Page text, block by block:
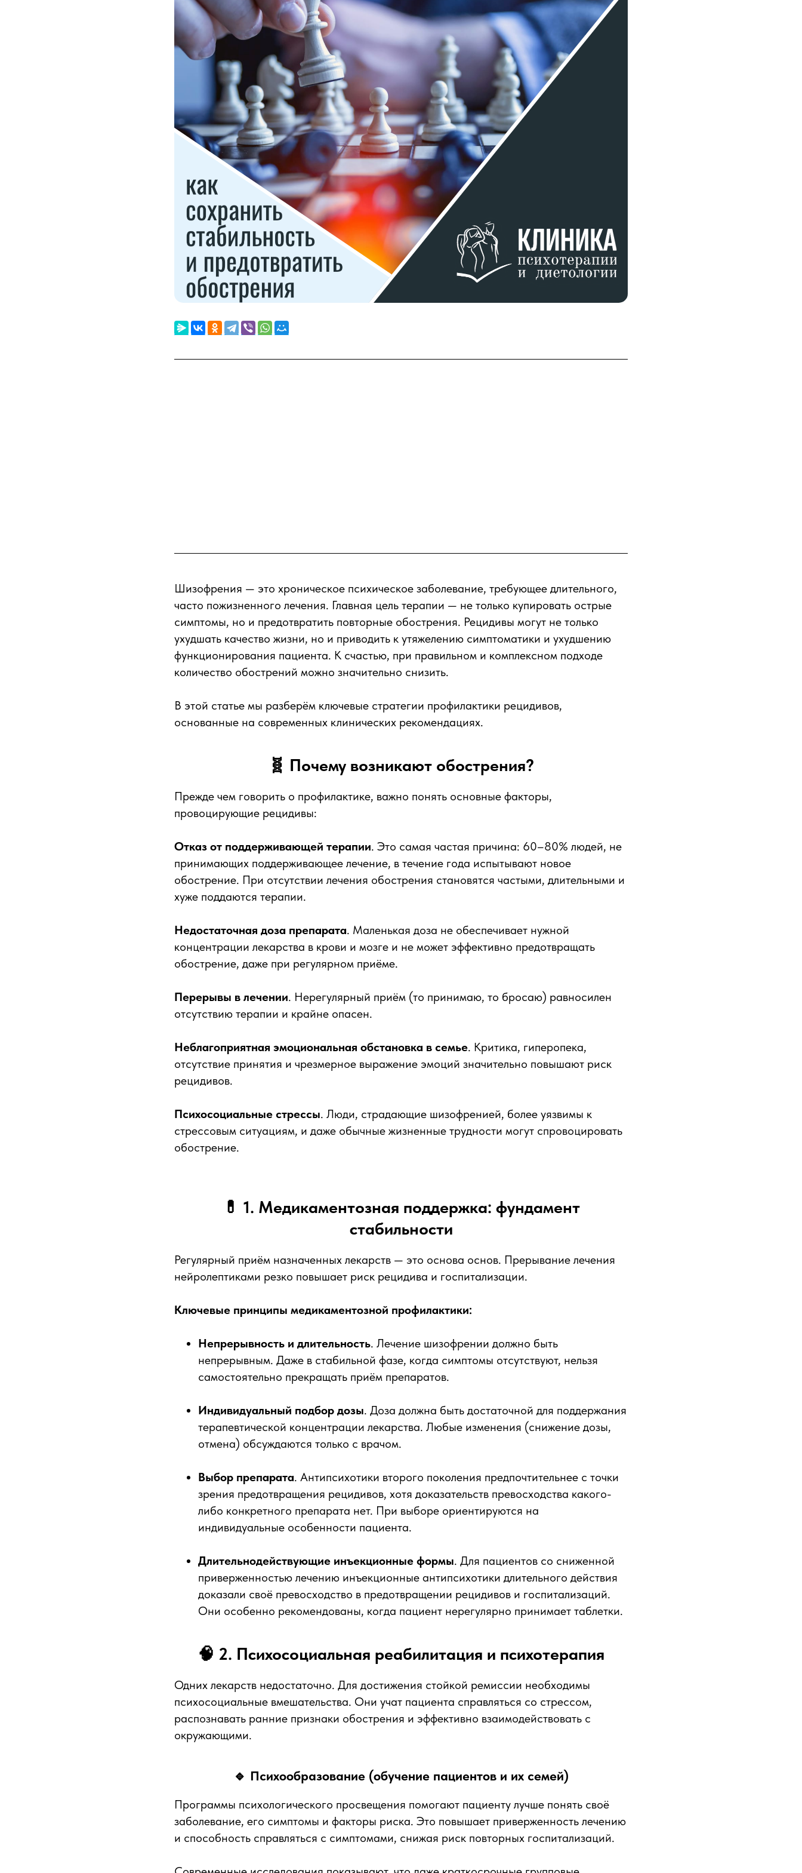
Шизофрения — это хроническое психическое заболевание, требующее длительного,
часто пожизненного лечения. Главная цель терапии — не только купировать острые
симптомы, но и предотвратить повторные обострения. Рецидивы могут не только
ухудшать качество жизни, но и приводить к утяжелению симптоматики и ухудшению
функционирования пациента. К счастью, при правильном и комплексном подходе
количество обострений можно значительно снизить.
В этой статье мы разберём ключевые стратегии профилактики рецидивов,
основанные на современных клинических рекомендациях.
🧬 Почему возникают обострения?
Прежде чем говорить о профилактике, важно понять основные факторы,
провоцирующие рецидивы:
Отказ от поддерживающей терапии. Это самая частая причина: 60–80% людей, не
принимающих поддерживающее лечение, в течение года испытывают новое
обострение. При отсутствии лечения обострения становятся частыми, длительными и
хуже поддаются терапии.
Недостаточная доза препарата. Маленькая доза не обеспечивает нужной
концентрации лекарства в крови и мозге и не может эффективно предотвращать
обострение, даже при регулярном приёме.
Перерывы в лечении. Нерегулярный приём (то принимаю, то бросаю) равносилен
отсутствию терапии и крайне опасен.
Неблагоприятная эмоциональная обстановка в семье. Критика, гиперопека,
отсутствие принятия и чрезмерное выражение эмоций значительно повышают риск
рецидивов.
Психосоциальные стрессы. Люди, страдающие шизофренией, более уязвимы к
стрессовым ситуациям, и даже обычные жизненные трудности могут спровоцировать
обострение.
💊 1. Медикаментозная поддержка: фундамент
стабильности
Регулярный приём назначенных лекарств — это основа основ. Прерывание лечения
нейролептиками резко повышает риск рецидива и госпитализации.
Ключевые принципы медикаментозной профилактики:
Непрерывность и длительность. Лечение шизофрении должно быть
непрерывным. Даже в стабильной фазе, когда симптомы отсутствуют, нельзя
самостоятельно прекращать приём препаратов.
Индивидуальный подбор дозы. Доза должна быть достаточной для поддержания
терапевтической концентрации лекарства. Любые изменения (снижение дозы,
отмена) обсуждаются только с врачом.
Выбор препарата. Антипсихотики второго поколения предпочтительнее с точки
зрения предотвращения рецидивов, хотя доказательств превосходства какого-
либо конкретного препарата нет. При выборе ориентируются на
индивидуальные особенности пациента.
Длительнодействующие инъекционные формы. Для пациентов со сниженной
приверженностью лечению инъекционные антипсихотики длительного действия
доказали своё превосходство в предотвращении рецидивов и госпитализаций.
Они особенно рекомендованы, когда пациент нерегулярно принимает таблетки.
🧠 2. Психосоциальная реабилитация и психотерапия
Одних лекарств недостаточно. Для достижения стойкой ремиссии необходимы
психосоциальные вмешательства. Они учат пациента справляться со стрессом,
распознавать ранние признаки обострения и эффективно взаимодействовать с
окружающими.
🔹 Психообразование (обучение пациентов и их семей)
Программы психологического просвещения помогают пациенту лучше понять своё
заболевание, его симптомы и факторы риска. Это повышает приверженность лечению
и способность справляться с симптомами, снижая риск повторных госпитализаций.